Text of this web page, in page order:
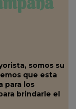
somos su
que esta
para los
brindarle el